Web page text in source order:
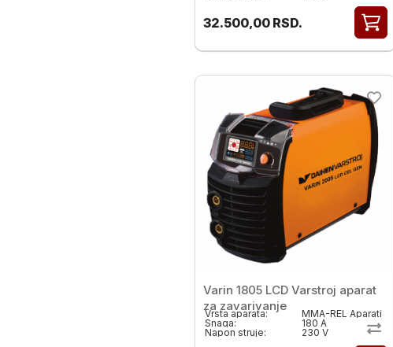
32.500,00 RSD.
Varin 1805 LCD Varstroj aparat
za zavarivanje
Vrsta aparata:
MMA-REL Aparati
Snaga:
180 A
Napon struje:
230 V